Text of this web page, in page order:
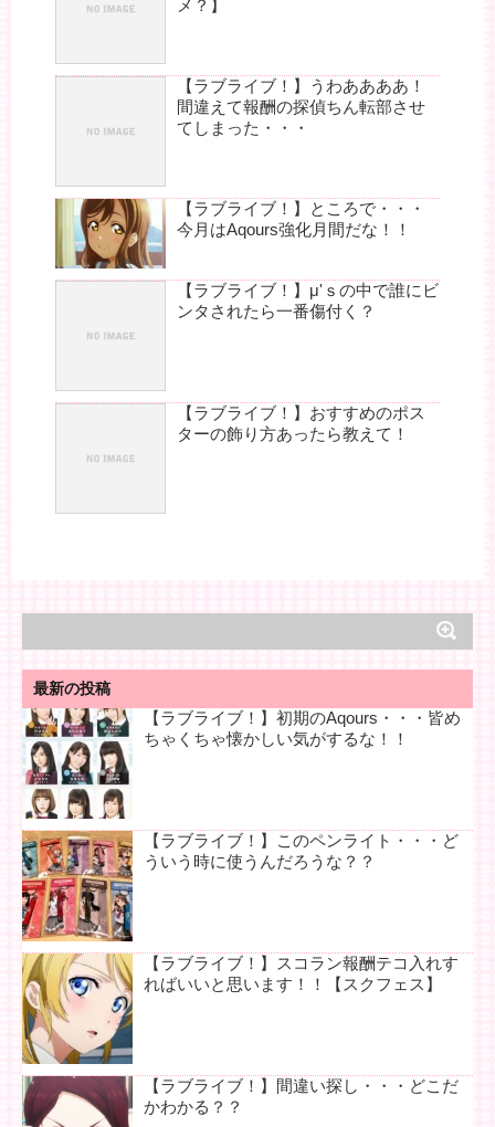
メ？】
【ラブライブ！】うわああああ！
間違えて報酬の探偵ちん転部させ
てしまった・・・
【ラブライブ！】ところで・・・
今月はAqours強化月間だな！！
【ラブライブ！】μ'ｓの中で誰にビ
ンタされたら一番傷付く？
【ラブライブ！】おすすめのポス
ターの飾り方あったら教えて！
最新の投稿
【ラブライブ！】初期のAqours・・・皆め
ちゃくちゃ懐かしい気がするな！！
【ラブライブ！】このペンライト・・・ど
ういう時に使うんだろうな？？
【ラブライブ！】スコラン報酬テコ入れす
ればいいと思います！！【スクフェス】
【ラブライブ！】間違い探し・・・どこだ
かわかる？？